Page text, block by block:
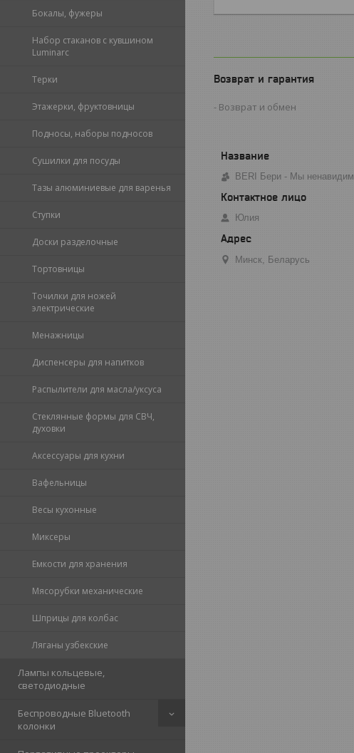
Бокалы, фужеры
Набор стаканов с кувшином
Luminarc
Терки
Этажерки, фруктовницы
Подносы, наборы подносов
Сушилки для посуды
Тазы алюминиевые для варенья
Ступки
Доски разделочные
Тортовницы
Точилки для ножей
электрические
Менажницы
Диспенсеры для напитков
Распылители для масла/уксуса
Стеклянные формы для СВЧ,
духовки
Аксессуары для кухни
Вафельницы
Весы кухонные
Миксеры
Емкости для хранения
Мясорубки механические
Шприцы для колбас
Ляганы узбекские
Лампы кольцевые,
светодиодные
Беспроводные Bluetooth
колонки
Возврат и гарантия
Возврат и обмен
BERI Бери - Мы
Юлия
Минск, Беларусь